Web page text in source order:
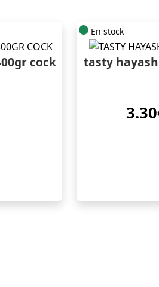
cock
En stock
tasty
3.30